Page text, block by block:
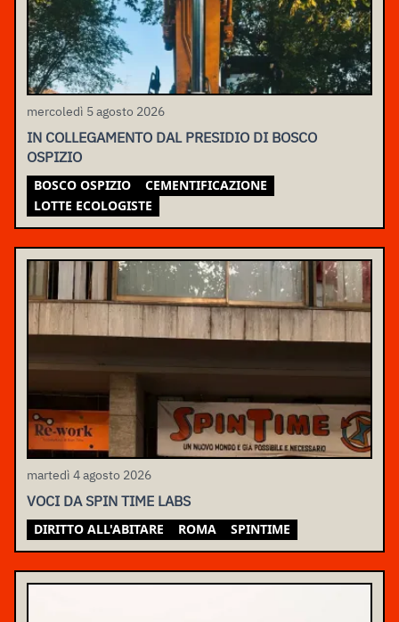
mercoledì 5 agosto 2026
IN COLLEGAMENTO DAL PRESIDIO DI BOSCO
OSPIZIO
BOSCO OSPIZIO
CEMENTIFICAZIONE
LOTTE ECOLOGISTE
martedì 4 agosto 2026
VOCI DA SPIN TIME LABS
DIRITTO ALL'ABITARE ROMA SPINTIME